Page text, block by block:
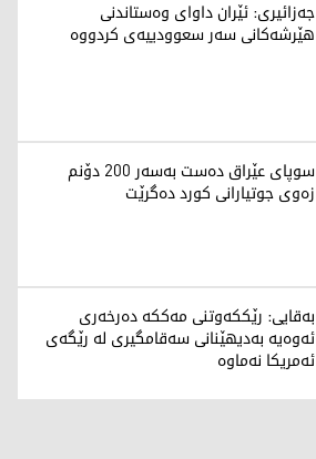
جەزائیری: ئێران داوای وەستاندنی
هێرشەکانی سەر سعوودییەی کردووە
سوپای عێراق دەست بەسەر 200 دۆنم
زەوی جوتیارانی کورد دەگرێت
بەقایی: رێککەوتنی مەککە دەرخەری
ئەوەیە بەدیهێنانی سەقامگیری لە رێگەی
ئەمریکا نەماوە